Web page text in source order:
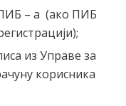
– а (ако ПИБ
из Управе за
корисника